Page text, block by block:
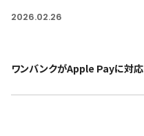
2026.02.26
ワンバンクがApple Payに対応